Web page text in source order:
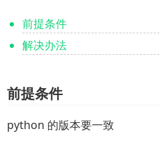
前提条件
解决办法
前提条件
python 的版本要一致